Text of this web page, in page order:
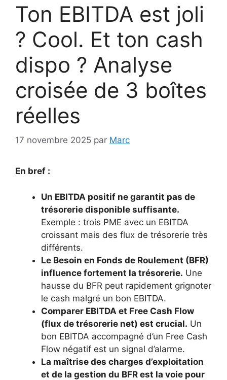
Ton EBITDA est joli
? Cool. Et ton cash
dispo ? Analyse
croisée de 3 boîtes
réelles
17 novembre 2025 par Marc
En bref :
Un EBITDA positif ne garantit pas de
trésorerie disponible suffisante.
Exemple : trois PME avec un EBITDA
croissant mais des flux de trésorerie très
différents.
Le Besoin en Fonds de Roulement (BFR)
influence fortement la trésorerie. Une
hausse du BFR peut rapidement grignoter
le cash malgré un bon EBITDA.
Comparer EBITDA et Free Cash Flow
(flux de trésorerie net) est crucial. Un
bon EBITDA accompagné d’un Free Cash
Flow négatif est un signal d’alarme.
La maîtrise des charges d’exploitation
et de la gestion du BFR est la voie pour